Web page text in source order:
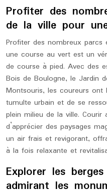
Profiter des
de la ville pour
Profiter des nombreux
une course au vert est un
de course à pied. Avec des
Bois de Boulogne, le Jardin
Montsouris, les coureurs ont
tumulte urbain et de se
plein milieu de la ville.
d’apprécier des paysages
un air frais et revigorant,
à la fois relaxante et
Explorer les
admirant les